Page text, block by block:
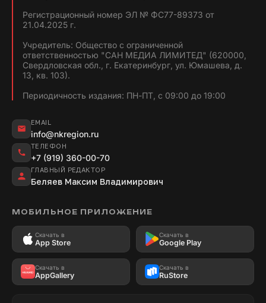
Регистрационный номер ЭЛ № ФС77-89373 от
21.04.2025 г.
Учредитель: Общество с ограниченной
ответственностью "САН МЕДИА ЛИМИТЕД" (620000,
Свердловская обл., г. Екатеринбург, ул. Юмашева, д.
13, кв. 103).
Периодичность издания: ПН-ПТ, с 09:00 до 19:00
EMAIL
info@nkregion.ru
ТЕЛЕФОН
+7 (919) 360-00-70
ГЛАВНЫЙ РЕДАКТОР
Беляев Максим Владимирович
МОБИЛЬНОЕ ПРИЛОЖЕНИЕ
Скачать в
App Store
Скачать в
Google Play
Скачать в
AppGallery
Скачать в
RuStore